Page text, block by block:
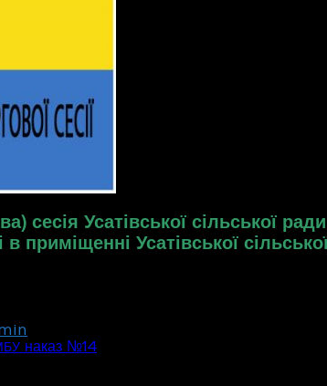
сесія Усатівської сільської
приміщенні Усатівської
наказ №14